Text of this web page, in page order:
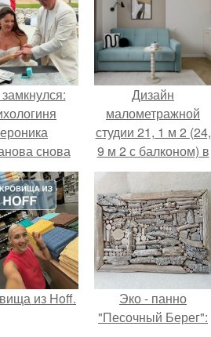
замкнулся:
снова
замуж за
мужа.
Дизайн
малометражной
студии 21, 1 м 2 (24,
9 м 2 с балконом) в
Краснодаре.
из Hoff.
Эко - панно
"Песочный Берег":